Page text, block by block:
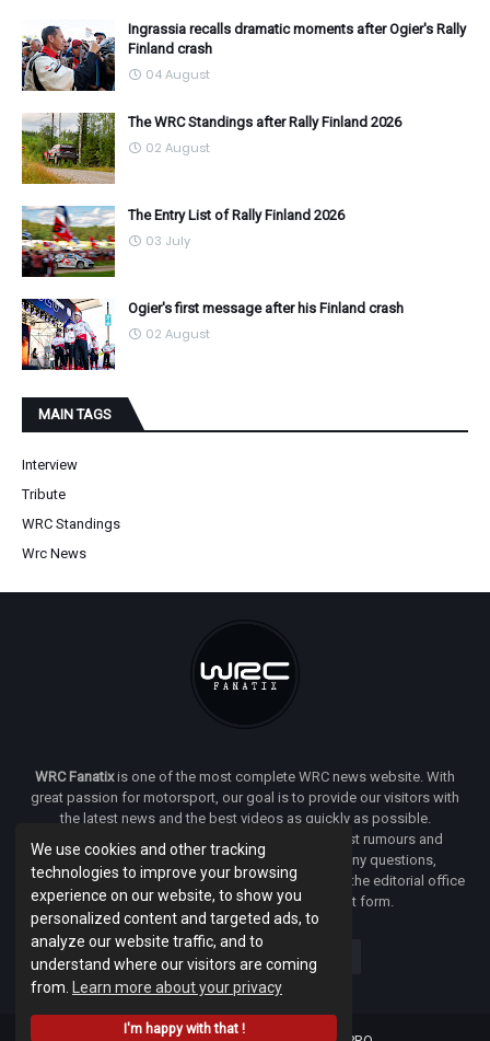
We use cookies and other tracking
technologies to improve your browsing
experience on our website, to show you
personalized content and targeted ads, to
analyze our website traffic, and to
understand where our visitors are coming
from.
Learn more about your privacy
I'm happy with that !
Ingrassia recalls dramatic moments after Ogier's Rally
Finland crash
04 August
The WRC Standings after Rally Finland 2026
02 August
The Entry List of Rally Finland 2026
03 July
Ogier's first message after his Finland crash
02 August
MAIN TAGS
Interview
Tribute
WRC Standings
Wrc News
WRC Fanatixis one of the most complete WRC news website. With
great passion for motorsport, our goal is to provide our visitors with
the latest news and the best videos as quickly as possible.
Additionally, you will find our opinion on the latest rumours and
developments everywhere we can. If you have any questions,
comments or complaints and would like to contact the editorial office
ofWRC FANATIXyou can use our contact form.